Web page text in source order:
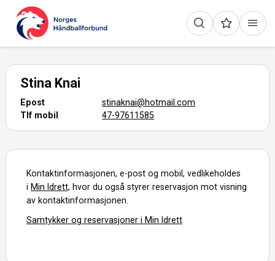
Stina Knai
Epost
stinaknai@hotmail.com
Tlf mobil
47-97611585
Kontaktinformasjonen, e-post og mobil, vedlikeholdes
i Min Idrett, hvor du også styrer reservasjon mot visning
av kontaktinformasjonen.
Samtykker og reservasjoner i Min Idrett